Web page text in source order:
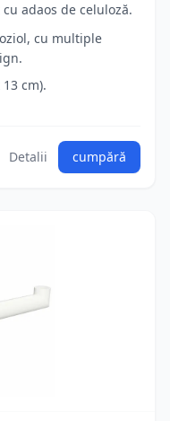
adaos de celuloză.
cu multiple
cm).
Detalii cumpără